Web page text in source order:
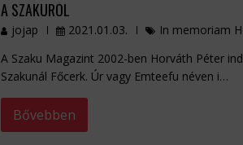
A SZAKURÓL
jojap 2021.01.03.
In memoriam
A Szaku Magazint 2002-ben Horváth Péter
Szakunál Főcerk. Úr vagy Emteefu néven i…
Bővebben